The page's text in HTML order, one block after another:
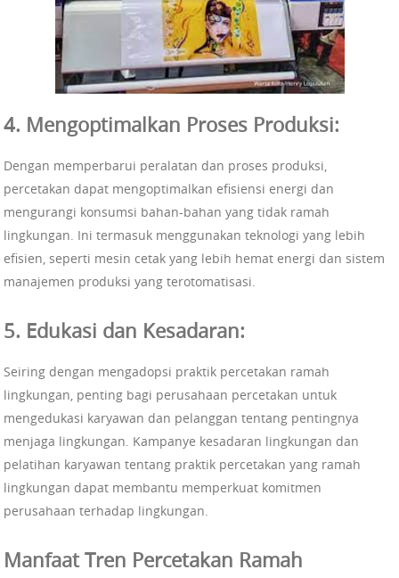
4. Mengoptimalkan Proses Produksi:
Dengan memperbarui peralatan dan proses produksi,
percetakan dapat mengoptimalkan efisiensi energi dan
mengurangi konsumsi bahan-bahan yang tidak ramah
lingkungan. Ini termasuk menggunakan teknologi yang lebih
efisien, seperti mesin cetak yang lebih hemat energi dan sistem
manajemen produksi yang terotomatisasi.
5. Edukasi dan Kesadaran:
Seiring dengan mengadopsi praktik percetakan ramah
lingkungan, penting bagi perusahaan percetakan untuk
mengedukasi karyawan dan pelanggan tentang pentingnya
menjaga lingkungan. Kampanye kesadaran lingkungan dan
pelatihan karyawan tentang praktik percetakan yang ramah
lingkungan dapat membantu memperkuat komitmen
perusahaan terhadap lingkungan.
Manfaat Tren Percetakan Ramah